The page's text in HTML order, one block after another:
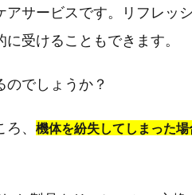
サービスです。リフレッ
受けることもできます。
のでしょうか？
、 機体を紛失してしまった